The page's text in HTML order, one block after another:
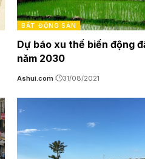
BẤT ĐỘNG SẢN
Dự báo xu thế biến động
năm 2030
Ashui.com 31/08/2021